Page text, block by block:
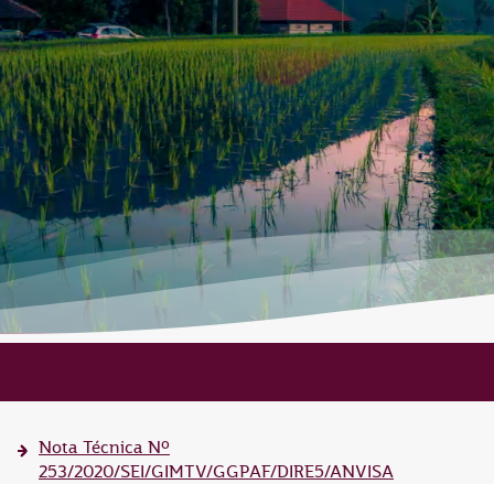
Nota Técnica Nº
253/2020/SEI/GIMTV/GGPAF/DIRE5/ANVISA